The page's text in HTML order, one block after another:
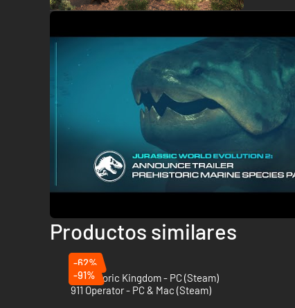
Productos similares
-62%
Prehistoric Kingdom - PC (Steam)
-91%
911 Operator - PC & Mac (Steam)